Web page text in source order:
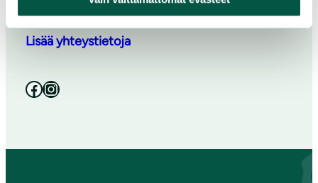
Lisää yhteystietoja
Facebook Instagram